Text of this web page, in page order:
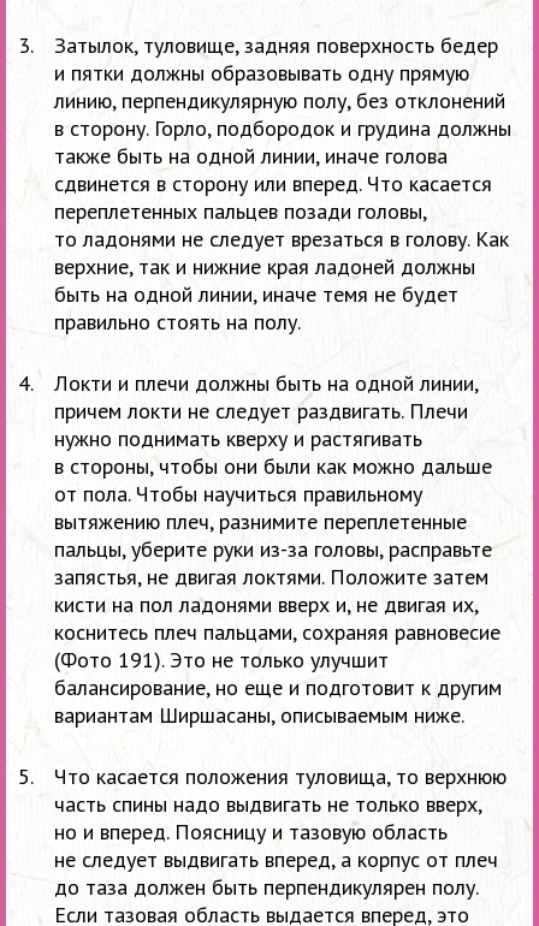
Затылок, туловище, задняя поверхность бедер
и пятки должны образовывать одну прямую
линию, перпендикулярную полу, без отклонений
в сторону. Горло, подбородок и грудина должны
также быть на одной линии, иначе голова
сдвинется в сторону или вперед. Что касается
переплетенных пальцев позади головы,
то ладонями не следует врезаться в голову. Как
верхние, так и нижние края ладоней должны
быть на одной линии, иначе темя не будет
правильно стоять на полу.
Локти и плечи должны быть на одной линии,
причем локти не следует раздвигать. Плечи
нужно поднимать кверху и растягивать
в стороны, чтобы они были как можно дальше
от пола. Чтобы научиться правильному
вытяжению плеч, разнимите переплетенные
пальцы, уберите руки из-за головы, расправьте
запястья, не двигая локтями. Положите затем
кисти на пол ладонями вверх и, не двигая их,
коснитесь плеч пальцами, сохраняя равновесие
(Фото 191). Это не только улучшит
балансирование, но еще и подготовит к другим
вариантам Ширшасаны, описываемым ниже.
Что касается положения туловища, то верхнюю
часть спины надо выдвигать не только вверх,
но и вперед. Поясницу и тазовую область
не следует выдвигать вперед, а корпус от плеч
до таза должен быть перпендикулярен полу.
Если тазовая область выдается вперед, это